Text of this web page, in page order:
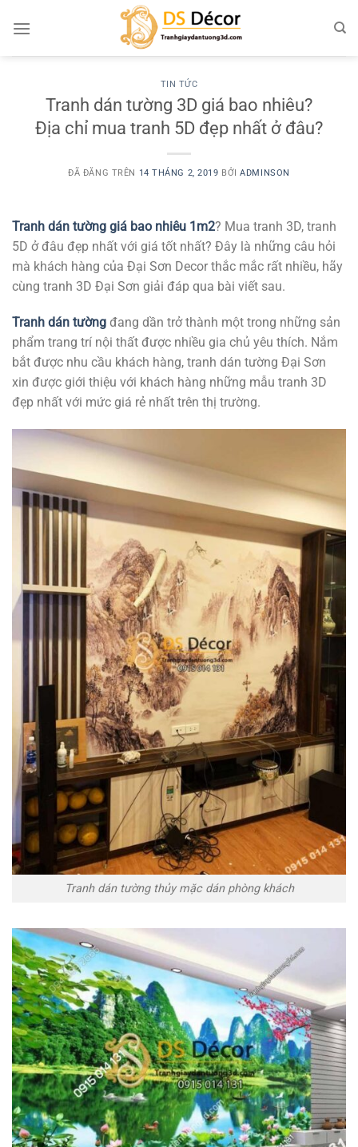
đến
TIN TỨC
Tranh dán tường 3D giá bao nhiêu?
Địa chỉ mua tranh 5D đẹp nhất ở đâu?
ĐÃ ĐĂNG TRÊN 14 THÁNG 2, 2019 BỞIADMINSON
Tranh dán tường giá bao nhiêu 1m2? Mua tranh 3D, tranh
5D ở đâu đẹp nhất với giá tốt nhất? Đây là những câu hỏi
mà khách hàng của Đại Sơn Decor thắc mắc rất nhiều, hãy
cùng tranh 3D Đại Sơn giải đáp qua bài viết sau.
Tranh dán tường đang dần trở thành một trong những sản
phẩm trang trí nội thất được nhiều gia chủ yêu thích. Nắm
bắt được nhu cầu khách hàng, tranh dán tường Đại Sơn
xin được giới thiệu với khách hàng những mẫu tranh 3D
đẹp nhất với mức giá rẻ nhất trên thị trường.
Tranh dán tường thủy mặc dán phòng khách